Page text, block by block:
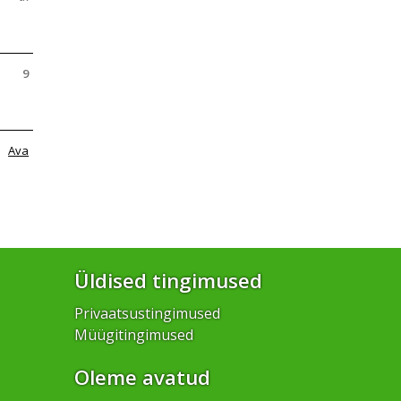
9
Ava
Üldised tingimused
Privaatsustingimused
Müügitingimused
Oleme avatud